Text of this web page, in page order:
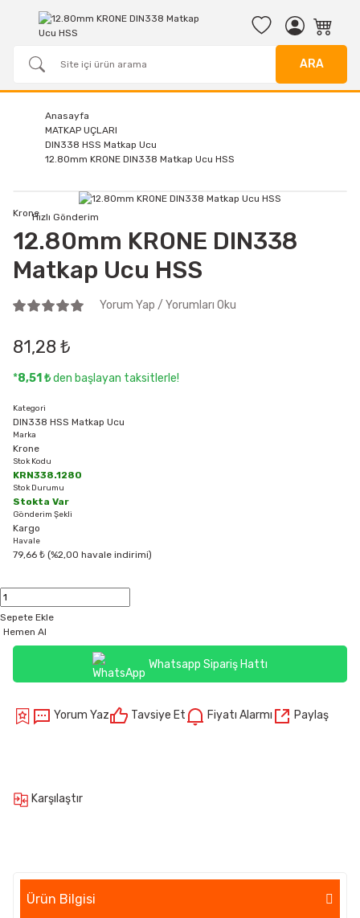
ARA
Anasayfa
MATKAP UÇLARI
DIN338 HSS Matkap Ucu
12.80mm KRONE DIN338 Matkap Ucu HSS
Hızlı Gönderim
Krone
12.80mm KRONE DIN338
Matkap Ucu HSS
Yorum Yap / Yorumları Oku
81,28 ₺
*8,51 ₺den başlayan taksitlerle!
Kategori
DIN338 HSS Matkap Ucu
Marka
Krone
Stok Kodu
KRN338.1280
Stok Durumu
Stokta Var
Gönderim Şekli
Kargo
Havale
79,66 ₺ (%2,00 havale indirimi)
Sepete Ekle
Hemen Al
Whatsapp Sipariş Hattı
Yorum Yaz Tavsiye Et Fiyatı Alarmı Paylaş
Karşılaştır
Ürün Bilgisi